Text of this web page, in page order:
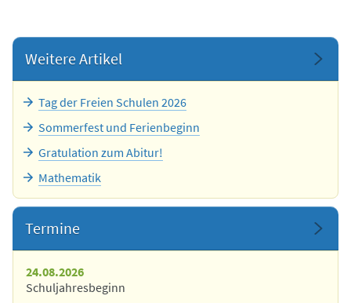
Weitere Artikel
Tag der Freien Schulen 2026
Sommerfest und Ferienbeginn
Gratulation zum Abitur!
Mathematik
Termine
24.08.2026
Schuljahresbeginn